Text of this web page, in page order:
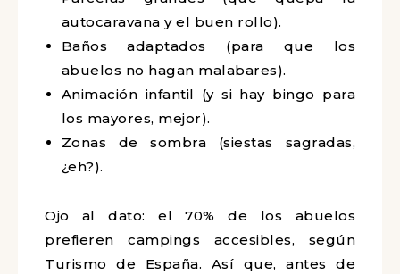
autocaravana y el buen rollo).
Baños adaptados (para que los
abuelos no hagan malabares).
Animación infantil (y si hay bingo para
los mayores, mejor).
Zonas de sombra (siestas sagradas,
¿eh?).
Ojo al dato: el 70% de los abuelos
prefieren campings accesibles, según
Turismo de España. Así que, antes de